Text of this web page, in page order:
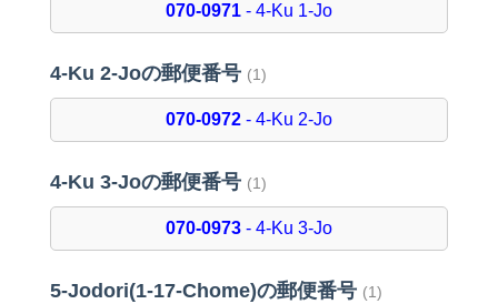
070-0971- 4-Ku 1-Jo
4-Ku 2-Joの郵便番号 (1)
070-0972- 4-Ku 2-Jo
4-Ku 3-Joの郵便番号 (1)
070-0973- 4-Ku 3-Jo
5-Jodori(1-17-Chome)の郵便番号 (1)